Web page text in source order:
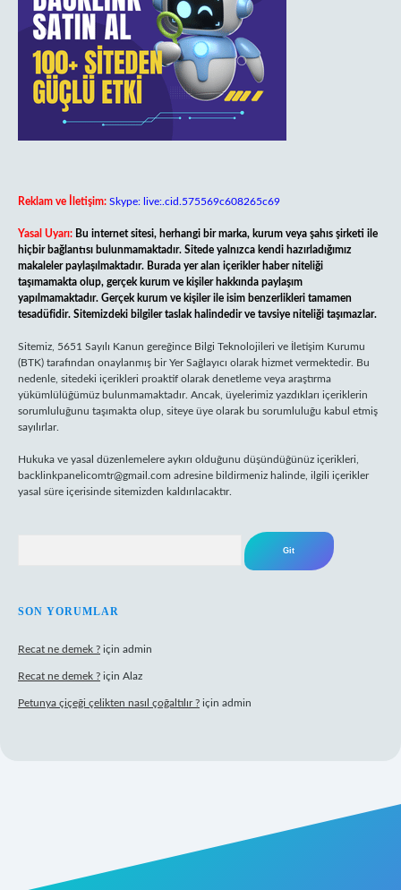
Reklam ve İletişim: Skype: live:.cid.575569c608265c69
Yasal Uyarı: Bu internet sitesi, herhangi bir marka, kurum veya şahıs şirketi ile
hiçbir bağlantısı bulunmamaktadır. Sitede yalnızca kendi hazırladığımız
makaleler paylaşılmaktadır. Burada yer alan içerikler haber niteliği
taşımamakta olup, gerçek kurum ve kişiler hakkında paylaşım
yapılmamaktadır. Gerçek kurum ve kişiler ile isim benzerlikleri tamamen
tesadüfidir. Sitemizdeki bilgiler taslak halindedir ve tavsiye niteliği taşımazlar.
Sitemiz, 5651 Sayılı Kanun gereğince Bilgi Teknolojileri ve İletişim Kurumu
(BTK) tarafından onaylanmış bir Yer Sağlayıcı olarak hizmet vermektedir. Bu
nedenle, sitedeki içerikleri proaktif olarak denetleme veya araştırma
yükümlülüğümüz bulunmamaktadır. Ancak, üyelerimiz yazdıkları içeriklerin
sorumluluğunu taşımakta olup, siteye üye olarak bu sorumluluğu kabul etmiş
sayılırlar.
Hukuka ve yasal düzenlemelere aykırı olduğunu düşündüğünüz içerikleri,
backlinkpanelicomtr@gmail.com adresine bildirmeniz halinde, ilgili içerikler
yasal süre içerisinde sitemizden kaldırılacaktır.
SON YORUMLAR
Recat ne demek ? için admin
Recat ne demek ? için Alaz
Petunya çiçeği çelikten nasıl çoğaltılır ? için admin